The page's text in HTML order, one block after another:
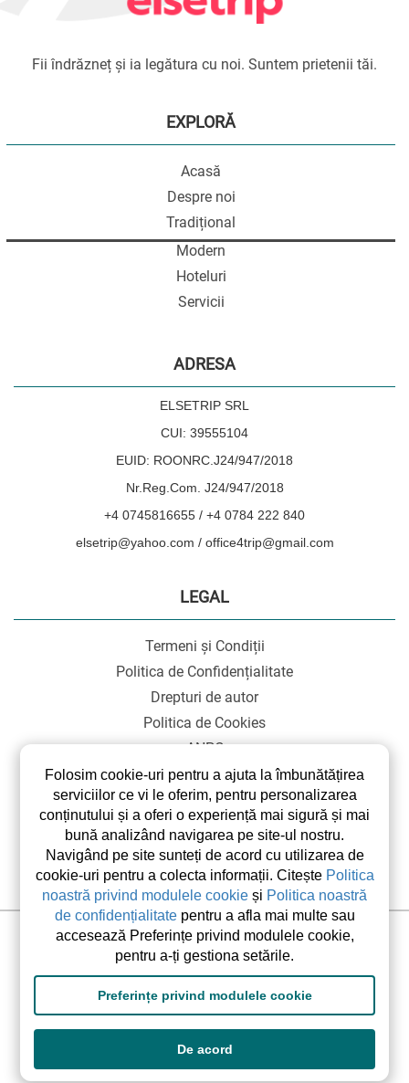
Fii îndrăzneț și ia legătura cu noi. Suntem prietenii tăi.
EXPLORĂ
Acasă
Despre noi
Tradițional
Modern
Hoteluri
Servicii
ADRESA
ELSETRIP SRL
CUI: 39555104
EUID: ROONRC.J24/947/2018
Nr.Reg.Com. J24/947/2018
+4 0745816655 / +4 0784 222 840
elsetrip@yahoo.com / office4trip@gmail.com
LEGAL
Termeni și Condiții
Politica de Confidențialitate
Drepturi de autor
Politica de Cookies
ANPC
SOL
©2026 elsetrip.com Toate drepturile rezervate.
Designed and developed by
Folosim cookie-uri pentru a ajuta la îmbunătățirea
serviciilor ce vi le oferim, pentru personalizarea
conținutului și a oferi o experiență mai sigură și mai
bună analizând navigarea pe site-ul nostru.
Navigând pe site sunteți de acord cu utilizarea de
cookie-uri pentru a colecta informații. Citește Politica
noastră privind modulele cookie și Politica noastră
de confidențialitatepentru a afla mai multe sau
accesează Preferințe privind modulele cookie,
pentru a-ți gestiona setările.
Preferințe privind modulele cookie
De acord